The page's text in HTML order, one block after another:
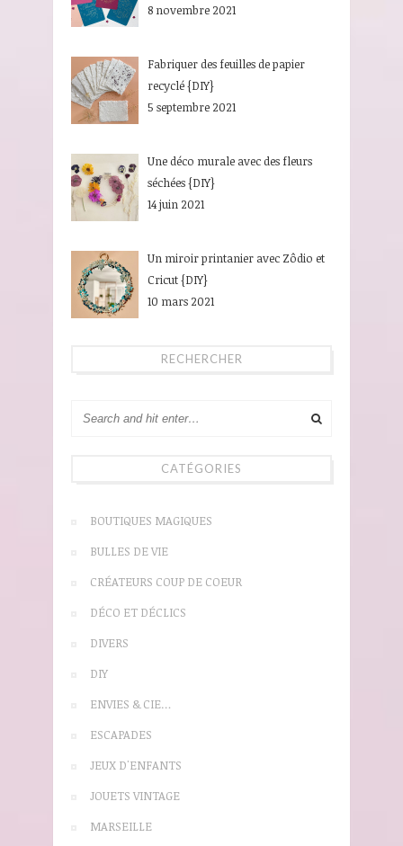
8 novembre 2021
Fabriquer des feuilles de papier
recyclé {DIY}
5 septembre 2021
Une déco murale avec des fleurs
séchées {DIY}
14 juin 2021
Un miroir printanier avec Zôdio et
Cricut {DIY}
10 mars 2021
RECHERCHER
CATÉGORIES
BOUTIQUES MAGIQUES
BULLES DE VIE
CRÉATEURS COUP DE COEUR
DÉCO ET DÉCLICS
DIVERS
DIY
ENVIES & CIE…
ESCAPADES
JEUX D'ENFANTS
JOUETS VINTAGE
MARSEILLE